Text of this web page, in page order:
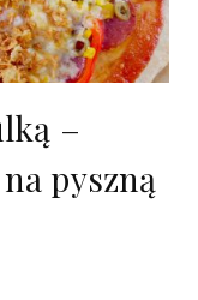
–
pyszną